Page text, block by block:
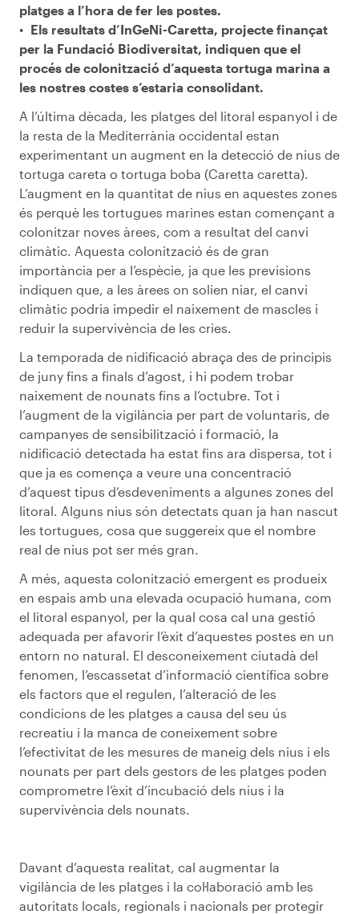
platges a l’hora de fer les postes.
Els resultats d’InGeNi-Caretta, projecte finançat
per la Fundació Biodiversitat, indiquen que el
procés de colonització d’aquesta tortuga marina a
les nostres costes s’estaria consolidant.
A l’última dècada, les platges del litoral espanyol i de
la resta de la Mediterrània occidental estan
experimentant un augment en la detecció de nius de
tortuga careta o tortuga boba (Caretta caretta).
L’augment en la quantitat de nius en aquestes zones
és perquè les tortugues marines estan començant a
colonitzar noves àrees, com a resultat del canvi
climàtic. Aquesta colonització és de gran
importància per a l’espècie, ja que les previsions
indiquen que, a les àrees on solien niar, el canvi
climàtic podria impedir el naixement de mascles i
reduir la supervivència de les cries.
La temporada de nidificació abraça des de principis
de juny fins a finals d’agost, i hi podem trobar
naixement de nounats fins a l’octubre. Tot i
l’augment de la vigilància per part de voluntaris, de
campanyes de sensibilització i formació, la
nidificació detectada ha estat fins ara dispersa, tot i
que ja es comença a veure una concentració
d’aquest tipus d’esdeveniments a algunes zones del
litoral. Alguns nius són detectats quan ja han nascut
les tortugues, cosa que suggereix que el nombre
real de nius pot ser més gran.
A més, aquesta colonització emergent es produeix
en espais amb una elevada ocupació humana, com
el litoral espanyol, per la qual cosa cal una gestió
adequada per afavorir l’èxit d’aquestes postes en un
entorn no natural. El desconeixement ciutadà del
fenomen, l’escassetat d’informació científica sobre
els factors que el regulen, l’alteració de les
condicions de les platges a causa del seu ús
recreatiu i la manca de coneixement sobre
l’efectivitat de les mesures de maneig dels nius i els
nounats per part dels gestors de les platges poden
comprometre l’èxit d’incubació dels nius i la
supervivència dels nounats.
Davant d’aquesta realitat, cal augmentar la
vigilància de les platges i la col·laboració amb les
autoritats locals, regionals i nacionals per protegir